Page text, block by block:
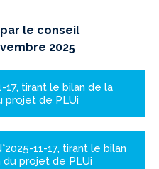
le conseil
2025
17, tirant le bilan de la
projet de PLUi
11-17, tirant le bilan
projet de PLUi